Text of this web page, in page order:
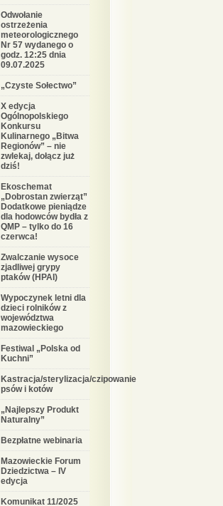
Odwołanie
ostrzeżenia
meteorologicznego
Nr 57 wydanego o
godz. 12:25 dnia
09.07.2025
„Czyste Sołectwo”
X edycja
Ogólnopolskiego
Konkursu
Kulinarnego „Bitwa
Regionów” – nie
zwlekaj, dołącz już
dziś!
Ekoschemat
„Dobrostan zwierząt”
Dodatkowe pieniądze
dla hodowców bydła z
QMP – tylko do 16
czerwca!
Zwalczanie wysoce
zjadliwej grypy
ptaków (HPAI)
Wypoczynek letni dla
dzieci rolników z
województwa
mazowieckiego
Festiwal „Polska od
Kuchni”
Kastracja/sterylizacja/czipowanie
psów i kotów
„Najlepszy Produkt
Naturalny”
Bezpłatne webinaria
Mazowieckie Forum
Dziedzictwa – IV
edycja
Komunikat 11/2025